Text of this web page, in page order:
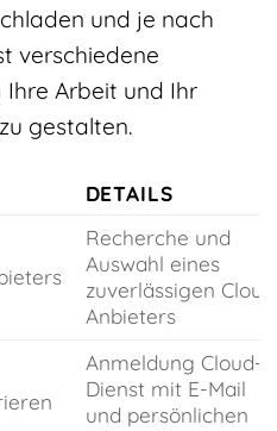
und je nach
verschiedene
Arbeit und Ihr
gestalten.
DETAILS
Recherche und
Auswahl eines
zuverlässigen
Anbieters
Anmeldung Cloud-
Dienst mit E-Mail
und persönlichen